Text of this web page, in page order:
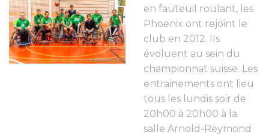
en fauteuil roulant, les
Phoenix ont rejoint le
club en 2012. Ils
évoluent au sein du
championnat suisse. Les
entrainements ont lieu
tous les lundis soir de
20h00 à 20h00 à la
salle Arnold-Reymond